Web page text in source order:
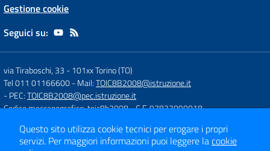
Gestione cookie
Seguici su:
via Tiraboschi, 33 -101xx Torino (TO)
Tel 011 01166600- Mail:TOIC8B2008@istruzione.it
- PEC:TOIC8B2008@pec.istruzione.it
Codice meccanografico: toic8b2008- C.F. 97833090018
Concept & Design by
Designers Italia
Questo sito utilizza cookie tecnici per erogare i propri
servizi. Per maggiori informazioni puoi leggere lacookie